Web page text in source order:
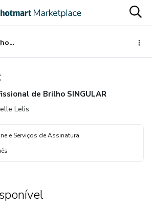
Profissional de Brilho SINGULAR
de Brilho SINGULAR
Lelis
e Serviços de Assinatura